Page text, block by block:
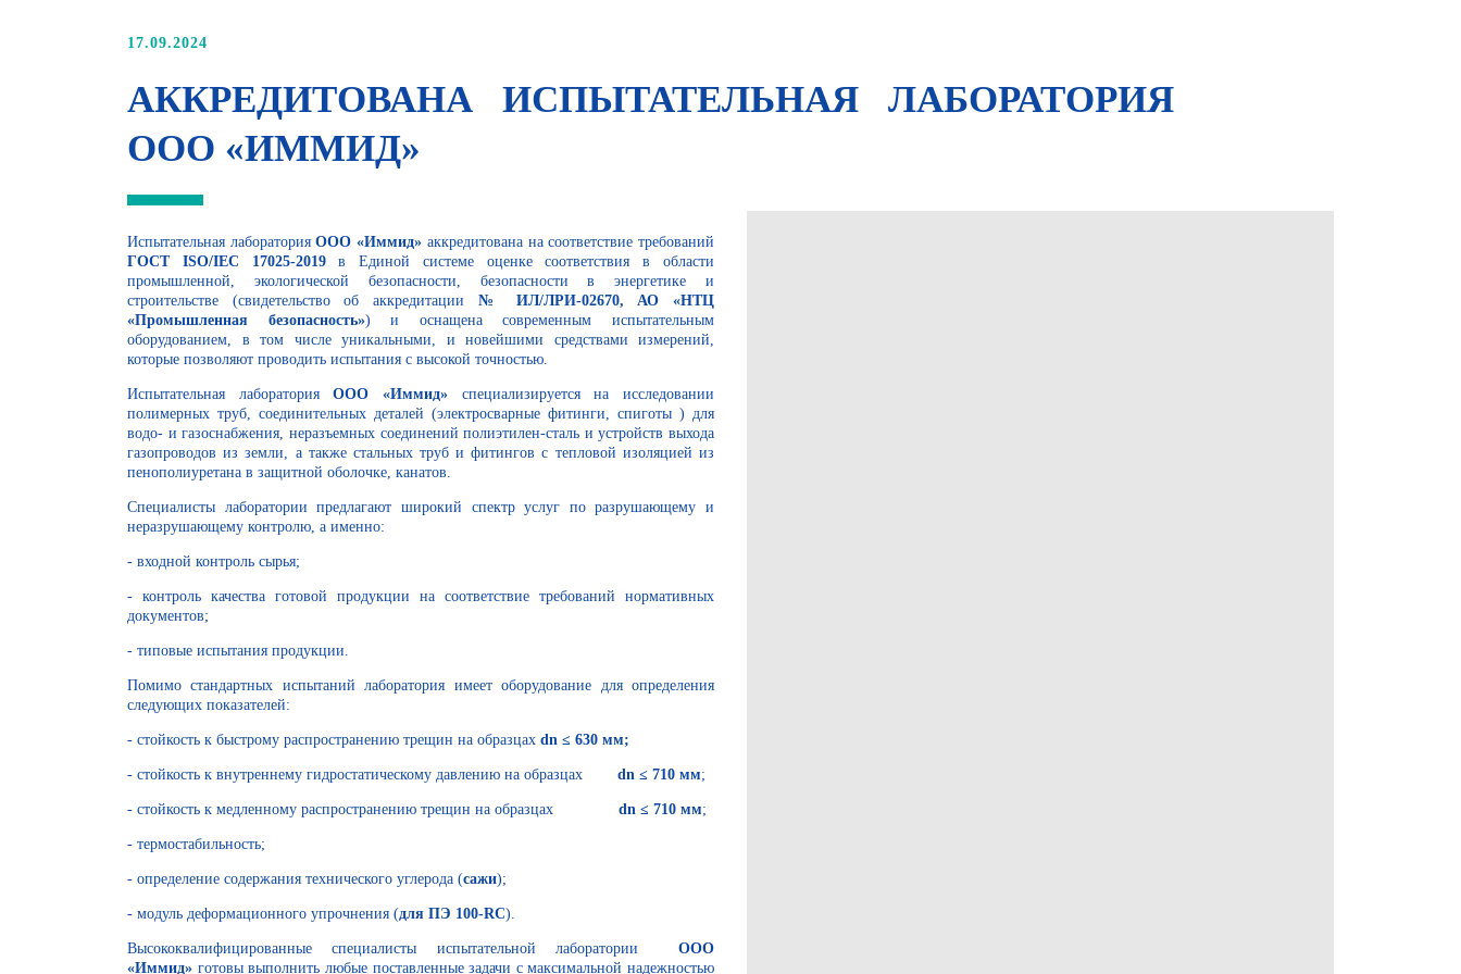
17.09.2024
АККРЕДИТОВАНА ИСПЫТАТЕЛЬНАЯ ЛАБОРАТОРИЯ
ООО «ИММИД»
Испытательная лабораторияООО «Иммид» аккредитована на соответствие требований
ГОСТ ISO/IEC 17025-2019в Единой системе оценке соответствия в области
промышленной, экологической безопасности, безопасности в энергетике и
строительстве (свидетельство об аккредитации № ИЛ/ЛРИ-02670, АО «НТЦ
«Промышленная безопасность») и оснащена современным испытательным
оборудованием, в том числе уникальными, и новейшими средствами измерений,
которые позволяют проводить испытания с высокой точностью.
Испытательная лабораторияООО «Иммид» специализируется на исследовании
полимерных труб, соединительных деталей (электросварные фитинги, спиготы ) для
водо- и газоснабжения, неразъемных соединений полиэтилен-сталь и устройств выхода
газопроводов из земли, а также стальных труб и фитингов с тепловой изоляцией из
пенополиуретана в защитной оболочке, канатов.
Специалисты лаборатории предлагают широкий спектр услуг по разрушающему и
неразрушающему контролю, а именно:
- входной контроль сырья;
- контроль качества готовой продукции на соответствие требований нормативных
документов;
- типовые испытания продукции.
Помимо стандартных испытаний лаборатория имеет оборудование для определения
следующих показателей:
- стойкость к быстрому распространению трещин на образцах dn ≤ 630 мм;
- стойкость к внутреннему гидростатическому давлению на образцах dn ≤ 710 мм;
- стойкость к медленному распространению трещин на образцах dn ≤ 710 мм;
- термостабильность;
- определение содержания технического углерода (сажи);
- модуль деформационного упрочнения (для ПЭ 100-RC).
Высококвалифицированные специалисты испытательной лабораторииООО
«Иммид» готовы выполнить любые поставленные задачи с максимальной надежностью